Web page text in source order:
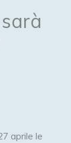
aprile le